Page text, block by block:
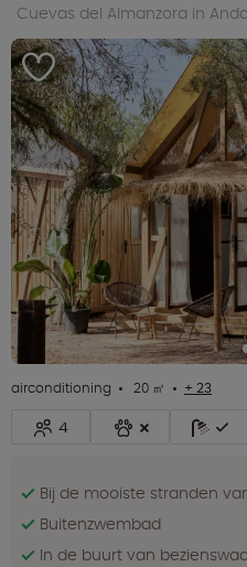
Cuevas del Almanzora in
airconditioning 20 ㎡ + 23
4
Bij de mooiste stranden
Buitenzwembad
In de buurt van